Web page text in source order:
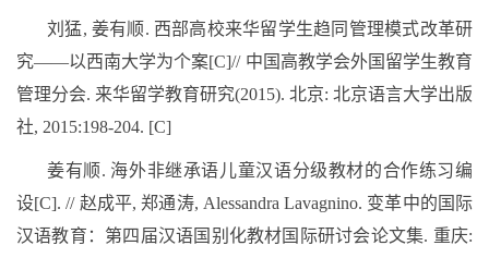
刘猛, 姜有顺. 西部高校来华留学生趋同管理模式改革研
究——以西南大学为个案[C]// 中国高教学会外国留学生教育
管理分会. 来华留学教育研究(2015). 北京: 北京语言大学出版
社, 2015:198-204. [C]
姜有顺. 海外非继承语儿童汉语分级教材的合作练习编
设[C]. // 赵成平,郑通涛, Alessandra Lavagnino. 变革中的国际
汉语教育：第四届汉语国别化教材国际研讨会论文集. 重庆: